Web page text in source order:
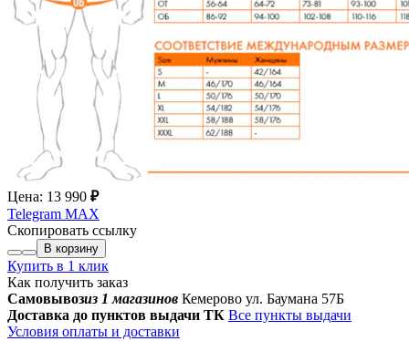
Цена: 13 990 ₽
Telegram MAX
Скопировать ссылку
В корзину
Купить в 1 клик
Как получить заказ
Самовывозиз 1 магазинов Кемерово ул. Баумана 57Б
Доставка до пунктов выдачи ТК Все пункты выдачи
Условия оплаты и доставки